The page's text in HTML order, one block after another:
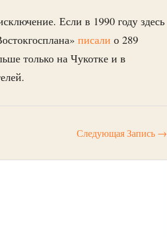
Если в 1990 году здесь
писали о 289
только на Чукотке и в
Следующая Запись →